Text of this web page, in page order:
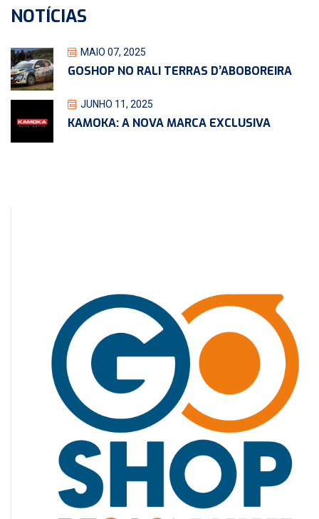
NOTÍCIAS
MAIO 07, 2025
GOSHOP NO RALI TERRAS D’ABOBOREIRA
JUNHO 11, 2025
KAMOKA: A NOVA MARCA EXCLUSIVA